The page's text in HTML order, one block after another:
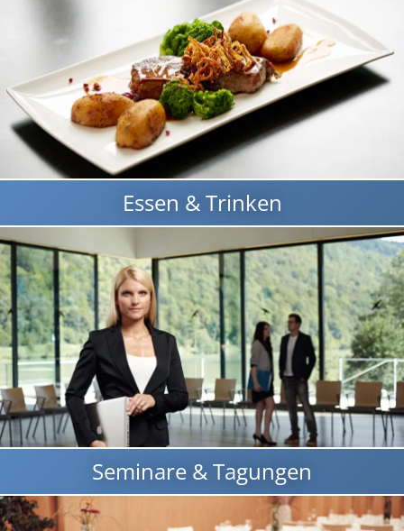
Essen & Trinken
Seminare & Tagungen